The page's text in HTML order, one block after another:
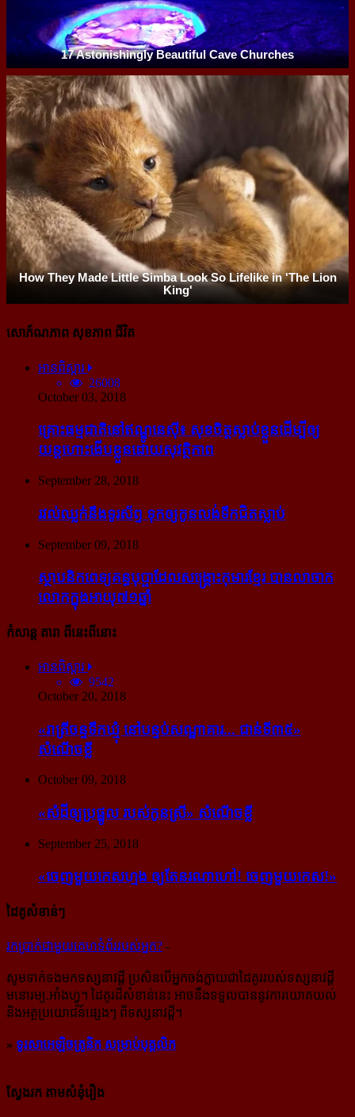
សោភ័ណភាព សុខភាព ជីវិត
អានពិស្ដារ
26008
October 03, 2018
គ្រោះធម្មជាតិនៅឥណ្ឌូនេស៊ី៖ សុខចិត្ត​ស្លាប់​ខ្លួន​ដើម្បី​ឲ្យ​
យន្ដហោះ​ងើប​ខ្លួន​ដោយ​សុវត្ថិភាព
September 28, 2018
រវល់​ឈ្លក់​នឹង​ទូរស័ព្ទ ទុក​ឲ្យ​កូន​លង់​ទឹក​ជិត​ស្លាប់
September 09, 2018
ស្ថាបនិក​ពេទ្យ​គន្ធបុប្ផា​ដែល​សង្គ្រោះ​កុមារ​ខ្មែរ​ បាន​លាចាក​
លោក​ក្នុង​អាយុ​៧១ឆ្នាំ
កំសាន្ដ តារា ពីនេះពីនោះ
អានពិស្ដារ
9542
October 20, 2018
«រាត្រីចន្ទទឹកឃ្មុំ នៅបន្ទប់សណ្ឋាគារ... ជាន់ទី៣៥»
សំណើចខ្លី
October 09, 2018
«សំដី​ឲ្យ​ប្រផ្នូល របស់​កូនស្រី» សំណើចខ្លី
September 25, 2018
«ចេញ​មួយ​កេស​ហ្មង ឲ្យ​តែ​នរណា​ហៅ! ចេញ​មួយ​កេស!»
ដៃគូសំខាន់ៗ
រក​​ប្រាក់​​ជា​​មួយ​​គេហទំព័រ​​របស់​​អ្នក? -
សូម​ទាក់ទង​មក​ទស្សនាវដ្ដី ប្រសិន​បើ​អ្នក​ចង់​ក្លាយ​ជា​ដៃគូរ​របស់​ទស្សនាវដ្ដី​
មនោរម្យ.អាំងហ្វូ។ ដៃ​គូរ​ដ៏​សំខាន់​នេះ អាច​នឹង​ទទួល​បាន​នូវ​ការ​យោគយល់
និង​អត្ថ​ប្រយោជន៍​ផ្សេងៗ ពីទស្សនាវដ្ដី។
» ទូរសាអេឡិចត្រូនិក សម្រាប់បុគ្គលិក
ស្វែងរក តាមសំនុំរឿង